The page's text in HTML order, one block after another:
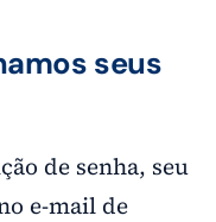
seus
de senha, seu
e-mail de